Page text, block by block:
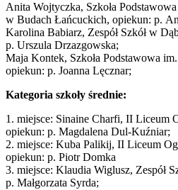
Anita Wojtyczka, Szkoła
w Budach Łańcuckich, opiekun: p.
Karolina Babiarz, Zespół Szkół w
p. Urszula Drzazgowska;
Maja Kontek, Szkoła Podstawowa
opiekun: p. Joanna Lęcznar;
Kategoria szkoły średnie:
1. miejsce: Sinaine Charfi, II Liceum
opiekun: p. Magdalena Dul-Kuźniar;
2. miejsce: Kuba Palikij, II Liceum
opiekun: p. Piotr Domka
3. miejsce: Klaudia Wiglusz, Zespół
p. Małgorzata Syrda;